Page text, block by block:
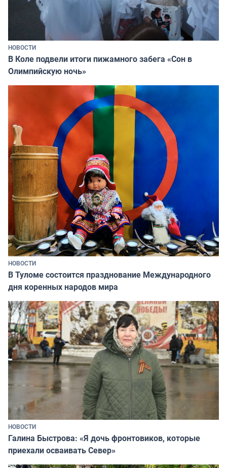
НОВОСТИ
В Коле подвели итоги пижамного забега «Сон в
Олимпийскую ночь»
НОВОСТИ
В Туломе состоится празднование Международного
дня коренных народов мира
НОВОСТИ
Галина Быстрова: «Я дочь фронтовиков, которые
приехали осваивать Север»